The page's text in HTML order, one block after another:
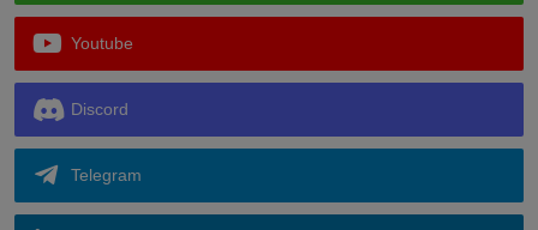
Youtube
Discord
Telegram